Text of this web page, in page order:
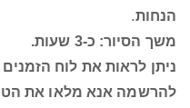
הנחות.
משך הסיור: כ-3 שעות.
ניתן לראות את לוח
להרשמה אנא מלאו את